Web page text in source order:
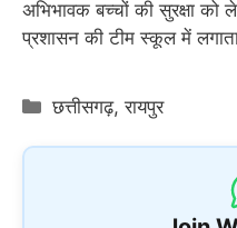
अभिभावक बच्चों की सुरक्षा
प्रशासन की टीम स्कूल में
Categories
छत्तीसगढ़,रायपुर